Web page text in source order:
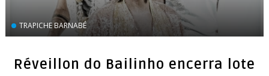
TRAPICHE BARNABÉ
Réveillon do Bailinho encerra lote